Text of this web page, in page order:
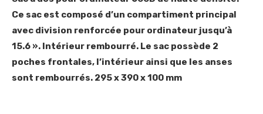
Ce sac est composé d’un compartiment principal
avec division renforcée pour ordinateur jusqu’à
15.6 ». Intérieur rembourré. Le sac possède 2
poches frontales, l’intérieur ainsi que les anses
sont rembourrés. 295 x 390 x 100 mm